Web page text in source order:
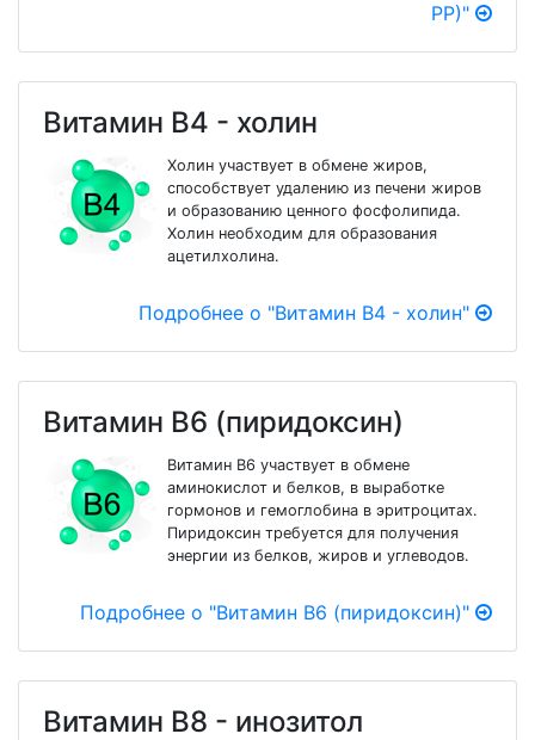
РР)"
Витамин В4 - холин
Холин участвует в обмене жиров,
способствует удалению из печени жиров
и образованию ценного фосфолипида.
Холин необходим для образования
ацетилхолина.
Подробнее о "Витамин В4 - холин"
Витамин В6 (пиридоксин)
Витамин В6 участвует в обмене
аминокислот и белков, в выработке
гормонов и гемоглобина в эритроцитах.
Пиридоксин требуется для получения
энергии из белков, жиров и углеводов.
Подробнее о "Витамин В6 (пиридоксин)"
Витамин В8 - инозитол